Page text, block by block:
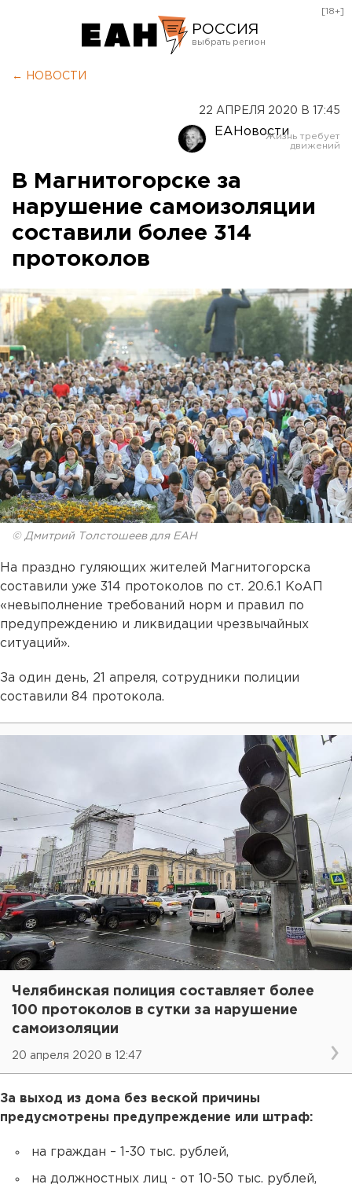
РОССИЯ
Оренбург
[18+]
← НОВОСТИ
22 АПРЕЛЯ 2020 В 17:45
ЕАНовости
В Магнитогорске за
нарушение самоизоляции
составили более 314
протоколов
© Дмитрий Толстошеев для ЕАН
На праздно гуляющих жителей Магнитогорска
составили уже 314 протоколов по ст. 20.6.1 КоАП
«невыполнение требований норм и правил по
предупреждению и ликвидации чрезвычайных
ситуаций».
За один день, 21 апреля, сотрудники полиции
составили 84 протокола.
Челябинская полиция составляет более
100 протоколов в сутки за нарушение
самоизоляции
20 апреля 2020 в 12:47
За выход из дома без веской причины
предусмотрены предупреждение или штраф:
на граждан – 1-30 тыс. рублей,
на должностных лиц - от 10-50 тыс. рублей,